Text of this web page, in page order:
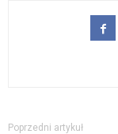
oknie)
się
Poprzedni artykuł